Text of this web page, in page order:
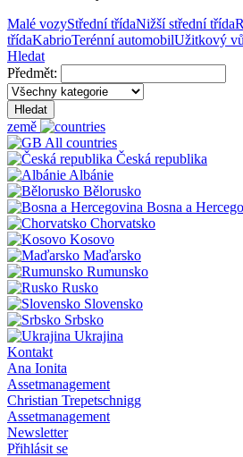
Malé vozyStřední třídaNižší střední třída
třídaKabrioTerénní automobilUžitkový
Hledat
Předmět:
Hledat
země
All countries
Česká republika
Albánie
Bělorusko
Bosna a
Chorvatsko
Kosovo
Maďarsko
Rumunsko
Rusko
Slovensko
Srbsko
Ukrajina
Kontakt
Ana Ionita
Assetmanagement
Christian Trepetschnigg
Assetmanagement
Newsletter
Přihlásit se